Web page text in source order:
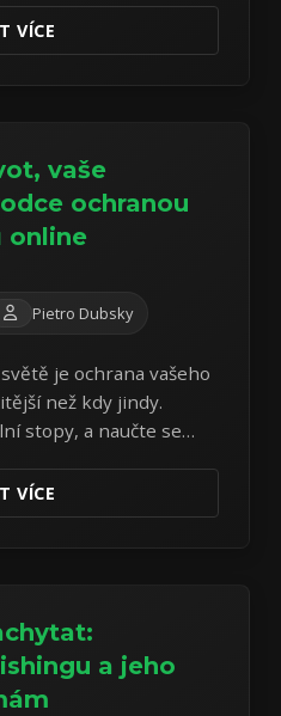
VÍCE
vaše
ochranou
online
Pietro Dubsky
je ochrana vašeho
než kdy jindy.
stopy, a naučte se
VÍCE
a jeho